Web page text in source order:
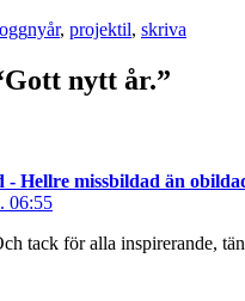
Taggar
nyår, projektil, skriva
nytt år.”
- Hellre missbildad än
06:55
tack för alla inspirerande,